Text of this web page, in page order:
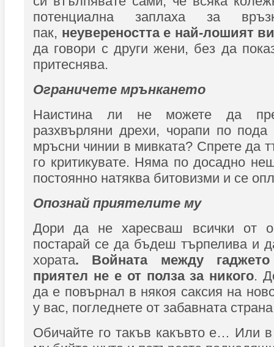
потенциална заплаха за
пак, неувереността е най-лошият
да говори с други жени, без да
притеснява.
Ограничете мрънкането
Наистина ли не можете да
разхвърляни дрехи, чорапи по
мръсни чинии в мивката? Спрете да
го критикувате. Няма по досадно
постоянно натяква битовизми и се
Опознай приятелите му
Дори да не харесваш всички от
постарай се да бъдеш търпелива и
хората. Войната между
приятел не е от полза за никого.
да е повърнал в някоя саксия на
у вас, погледнете от забавната
Обичайте го такъв какъвто е… Или в